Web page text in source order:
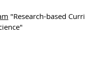
"Research-based